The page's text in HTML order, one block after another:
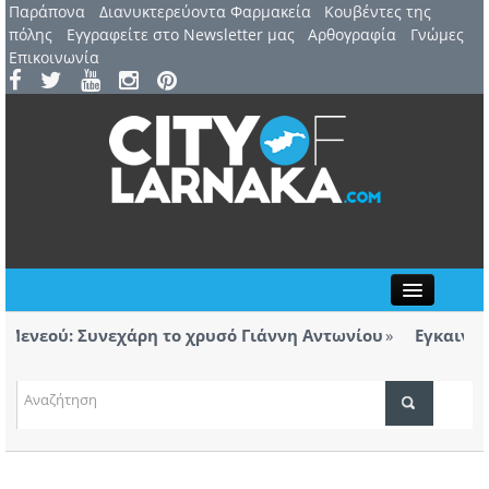
Παράπονα Διανυκτερεύοντα Φαρμακεία
Kουβέντες της
πόλης
Εγγραφείτε στο Newsletter μας Αρθογραφία
Γνώμες
Επικοινωνία
ΤΟΠΙΚΑ ΝΕΑ
Συνεχάρη το χρυσό Γιάννη Αντωνίου
τσιγάρα βρέθηκαν σε ταξί με προορισμό